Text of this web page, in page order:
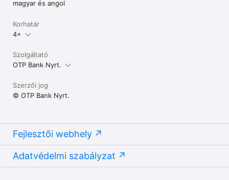
magyar és angol
Korhatár
4+
Szolgáltató
OTP Bank Nyrt.
Szerzői jog
© OTP Bank Nyrt.
Fejlesztői webhely
Adatvédelmi szabályzat